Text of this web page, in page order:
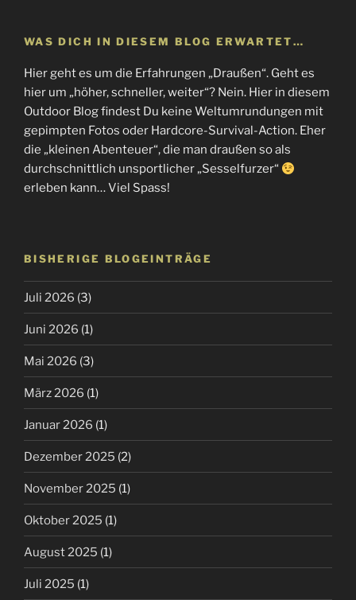
WAS DICH IN DIESEM BLOG ERWARTET…
Hier geht es um die Erfahrungen „Draußen“. Geht es
hier um „höher, schneller, weiter“? Nein. Hier in diesem
Outdoor Blog findest Du keine Weltumrundungen mit
gepimpten Fotos oder Hardcore-Survival-Action. Eher
die „kleinen Abenteuer“, die man draußen so als
durchschnittlich unsportlicher „Sesselfurzer“
erleben kann… Viel Spass!
BISHERIGE BLOGEINTRÄGE
Juli 2026 (3)
Juni 2026 (1)
Mai 2026 (3)
März 2026 (1)
Januar 2026 (1)
Dezember 2025 (2)
November 2025 (1)
Oktober 2025 (1)
August 2025 (1)
Juli 2025 (1)